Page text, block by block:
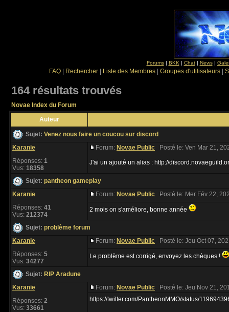
Forums| BKK | Chat| News|
FAQ Rechercher Liste des Membres Groupes d'utilisateurs
164 résultats trouvés
Novae Index du Forum
Auteur
Sujet: Venez nous faire un coucou sur discord
Karanie
Réponses: 1
Vus: 18358
Forum: Novae Public Posté le: Ven Mar 21,
J'ai un ajouté un alias : http://
Sujet: pantheon gameplay
Karanie
Réponses: 41
Vus: 212374
Forum: Novae Public Posté le: Mer Fév 22,
2 mois on s'améliore, bonne année
Sujet: problème forum
Karanie
Réponses: 5
Vus: 34277
Forum: Novae Public Posté le: Jeu Oct 07,
Le problème est corrigé, envoyez les chèques !
Sujet: RIP Aradune
Karanie
Réponses: 2
Vus: 33661
Forum: Novae Public Posté le: Jeu Nov 21,
https://twitter.com/PantheonMMO/status/